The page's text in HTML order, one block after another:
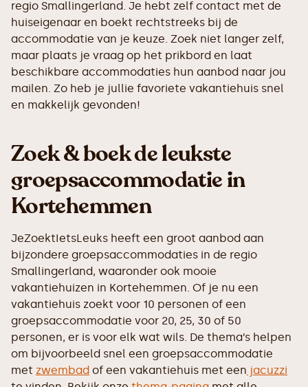
regio Smallingerland. Je hebt zelf contact met de
huiseigenaar en boekt rechtstreeks bij de
accommodatie van je keuze. Zoek niet langer zelf,
maar plaats je vraag op het prikbord en laat
beschikbare accommodaties hun aanbod naar jou
mailen. Zo heb je jullie favoriete vakantiehuis snel
en makkelijk gevonden!
Zoek & boek de leukste
groepsaccommodatie in
Kortehemmen
JeZoektIetsLeuks heeft een groot aanbod aan
bijzondere groepsaccommodaties in de regio
Smallingerland, waaronder ook mooie
vakantiehuizen in Kortehemmen. Of je nu een
vakantiehuis zoekt voor 10 personen of een
groepsaccommodatie voor 20, 25, 30 of 50
personen, er is voor elk wat wils. De thema’s helpen
om bijvoorbeeld snel een groepsaccommodatie
met zwembad of een vakantiehuis met een jacuzzi